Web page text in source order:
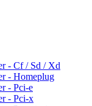
- Cf / Sd / Xd
- Homeplug
- Pci-e
- Pci-x